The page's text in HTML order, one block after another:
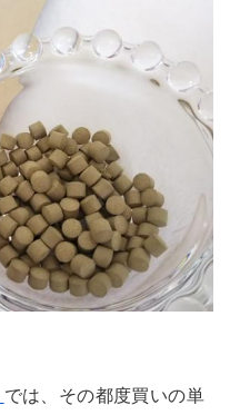
では、その都度買いの単